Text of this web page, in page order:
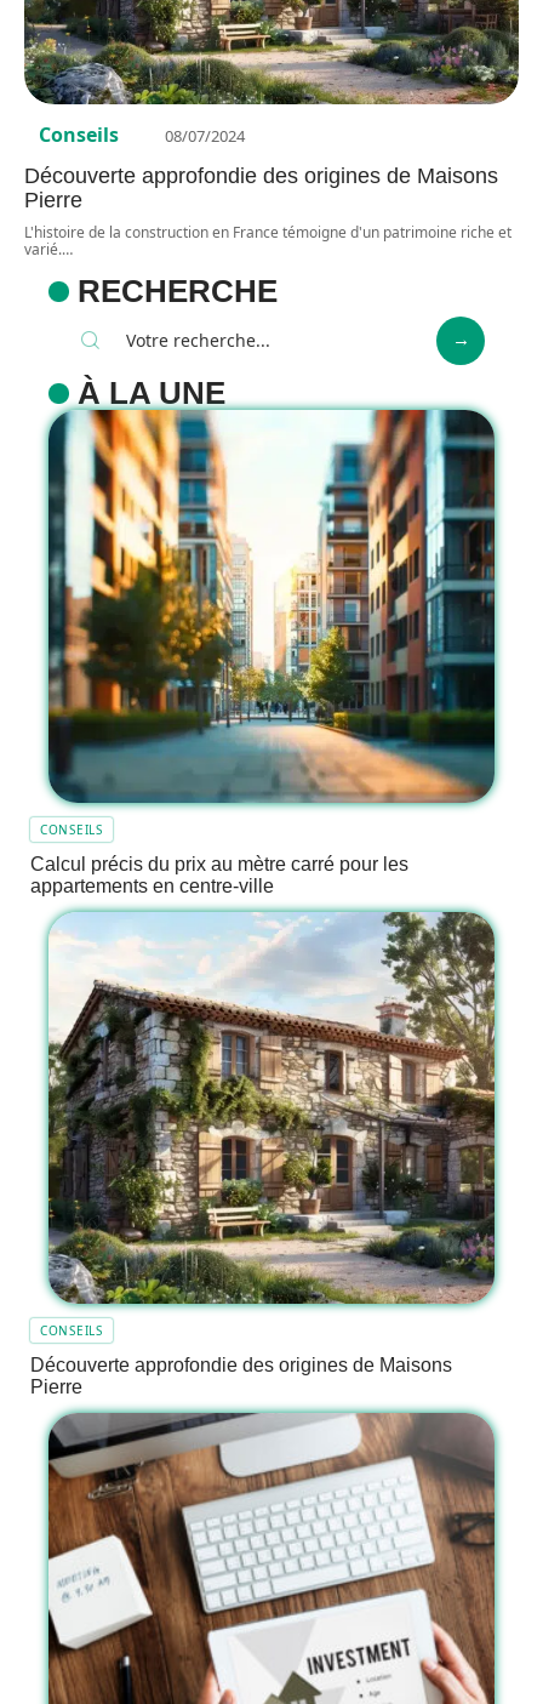
Conseils 08/07/2024
Découverte approfondie des origines de Maisons
Pierre
L'histoire de la construction en France témoigne d'un patrimoine riche et
varié.…
RECHERCHE
À LA UNE
CONSEILS
Calcul précis du prix au mètre carré pour les
appartements en centre-ville
CONSEILS
Découverte approfondie des origines de Maisons
Pierre